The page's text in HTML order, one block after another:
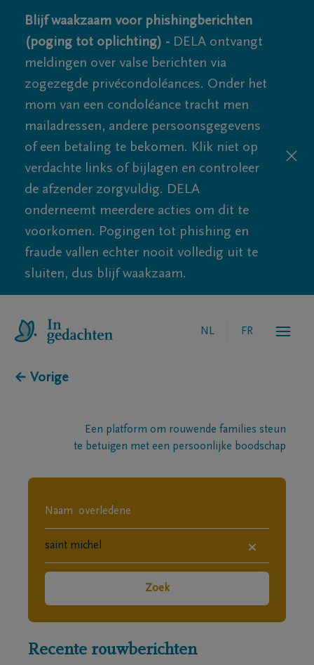
Blijf waakzaam voor phishingberichten
(poging tot oplichting) - DELA ontvangt
meldingen over valse berichten via
zogezegde privécondoléances. Onder het
mom van een condoléance tracht men
mailadressen, andere persoonsgegevens
of een betaling te bekomen. Klik niet op
verdachte links of bijlagen en controleer
de afzender zorgvuldig. DELA
onderneemt meerdere acties om dit te
voorkomen. Pogingen tot phishing en
fraude vallen echter nooit volledig uit te
sluiten, dus blijf waakzaam.
NL FR
← Vorige
Een platform om rouwende families steun
te betuigen met een persoonlijke boodschap
×
Zoek
Recente rouwberichten